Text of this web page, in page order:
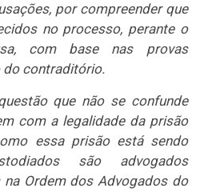
por compreender que
no processo, perante o
com base nas provas
do contraditório.
que não se confunde
com a legalidade da prisão
essa prisão está sendo
são advogados
Ordem dos Advogados do